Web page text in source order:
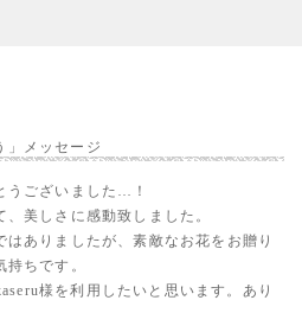
」メッセージ
うございました…！
美しさに感動致しました。
ありましたが、素敵なお花をお贈り
ちです。
様を利用したいと思います。あり